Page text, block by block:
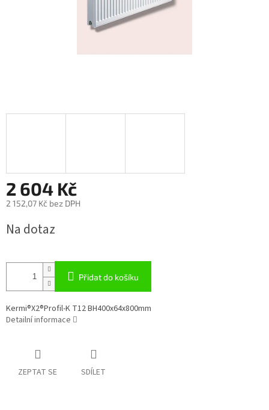
2 604 Kč
2 152,07 Kč bez DPH
cena:
Na dotaz
Přidat do košíku
Kermi®X2®Profil-K T12 BH400x64x800mm
Detailní informace
ZEPTAT SE SDÍLET